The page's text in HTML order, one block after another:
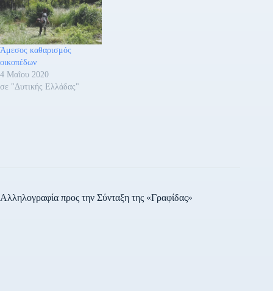
Άμεσος καθαρισμός
οικοπέδων
4 Μαΐου 2020
σε "Δυτικής Ελλάδας"
Αλληλογραφία προς την Σύνταξη της «Γραφίδας»